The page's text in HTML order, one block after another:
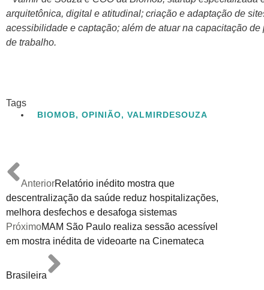
arquitetônica, digital e atitudinal; criação e adaptação de
acessibilidade e captação; além de atuar na capacitação
de trabalho.
Tags
BIOMOB, OPINIÃO, VALMIRDESOUZA
AnteriorRelatório inédito mostra que
descentralização da saúde reduz hospitalizações,
melhora desfechos e desafoga sistemas
PróximoMAM São Paulo realiza sessão acessível
em mostra inédita de videoarte na Cinemateca
Brasileira